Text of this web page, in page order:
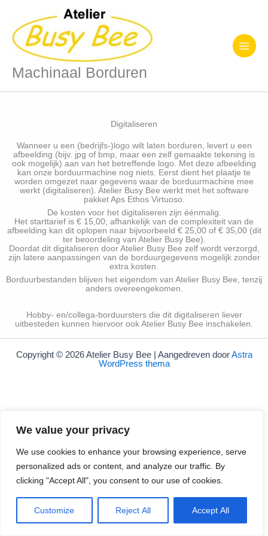
We value your privacy
We use cookies to enhance your browsing experience, serve
personalized ads or content, and analyze our traffic. By
clicking "Accept All", you consent to our use of cookies.
Customize Reject All Accept All
inhoud
Machinaal Borduren
Digitaliseren
Wanneer u een (bedrijfs-)logo wilt laten borduren, levert u een
afbeelding (bijv. jpg of bmp, maar een zelf gemaakte tekening is
ook mogelijk) aan van het betreffende logo. Met deze afbeelding
kan onze borduurmachine nog niets. Eerst dient het plaatje te
worden omgezet naar gegevens waar de borduurmachine mee
werkt (digitaliseren). Atelier Busy Bee werkt met het software
pakket Aps Ethos Virtuoso.
De kosten voor het digitaliseren zijn éénmalig.
Het starttarief is € 15,00; afhankelijk van de complexiteit van de
afbeelding kan dit oplopen naar bijvoorbeeld € 25,00 of € 35,00 (dit
ter beoordeling van Atelier Busy Bee).
Doordat dit digitaliseren door Atelier Busy Bee zelf wordt verzorgd,
zijn latere aanpassingen van de borduurgegevens mogelijk zonder
extra kosten.
Borduurbestanden blijven het eigendom van Atelier Busy Bee, tenzij
anders overeengekomen.
Hobby- en/collega-borduursters die dit digitaliseren liever
uitbesteden kunnen hiervoor ook Atelier Busy Bee inschakelen.
Copyright © 2026 Atelier Busy Bee | Aangedreven doorAstra
WordPress thema